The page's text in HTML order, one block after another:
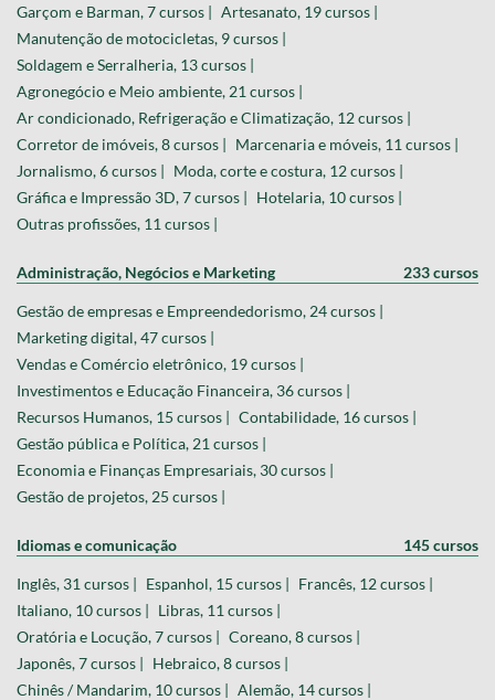
Garçom e Barman, 7 cursos | Artesanato, 19 cursos |
Manutenção de motocicletas, 9 cursos |
Soldagem e Serralheria, 13 cursos |
Agronegócio e Meio ambiente, 21 cursos |
Ar condicionado, Refrigeração e Climatização, 12 cursos |
Corretor de imóveis, 8 cursos | Marcenaria e móveis, 11 cursos |
Jornalismo, 6 cursos | Moda, corte e costura, 12 cursos |
Gráfica e Impressão 3D, 7 cursos | Hotelaria, 10 cursos |
Outras profissões, 11 cursos |
Administração, Negócios e Marketing 233 cursos
Gestão de empresas e Empreendedorismo, 24 cursos |
Marketing digital, 47 cursos |
Vendas e Comércio eletrônico, 19 cursos |
Investimentos e Educação Financeira, 36 cursos |
Recursos Humanos, 15 cursos | Contabilidade, 16 cursos |
Gestão pública e Política, 21 cursos |
Economia e Finanças Empresariais, 30 cursos |
Gestão de projetos, 25 cursos |
Idiomas e comunicação 145 cursos
Inglês, 31 cursos | Espanhol, 15 cursos | Francês, 12 cursos |
Italiano, 10 cursos | Libras, 11 cursos |
Oratória e Locução, 7 cursos | Coreano, 8 cursos |
Japonês, 7 cursos | Hebraico, 8 cursos |
Chinês / Mandarim, 10 cursos | Alemão, 14 cursos |